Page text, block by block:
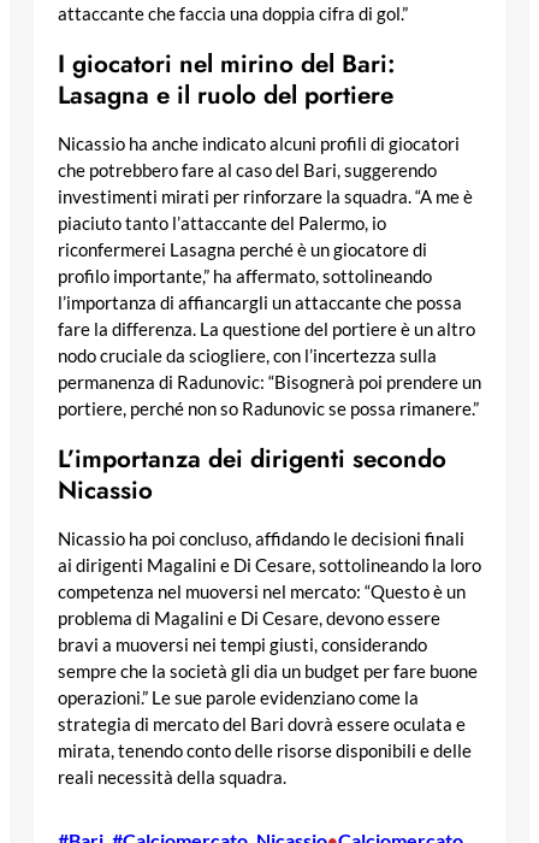
attaccante che faccia una doppia cifra di gol.”
I giocatori nel mirino del Bari:
Lasagna e il ruolo del portiere
Nicassio ha anche indicato alcuni profili di giocatori
che potrebbero fare al caso del Bari, suggerendo
investimenti mirati per rinforzare la squadra. “A me è
piaciuto tanto l’attaccante del Palermo, io
riconfermerei Lasagna perché è un giocatore di
profilo importante,” ha affermato, sottolineando
l’importanza di affiancargli un attaccante che possa
fare la differenza. La questione del portiere è un altro
nodo cruciale da sciogliere, con l’incertezza sulla
permanenza di Radunovic: “Bisognerà poi prendere un
portiere, perché non so Radunovic se possa rimanere.”
L’importanza dei dirigenti secondo
Nicassio
Nicassio ha poi concluso, affidando le decisioni finali
ai dirigenti Magalini e Di Cesare, sottolineando la loro
competenza nel muoversi nel mercato: “Questo è un
problema di Magalini e Di Cesare, devono essere
bravi a muoversi nei tempi giusti, considerando
sempre che la società gli dia un budget per fare buone
operazioni.” Le sue parole evidenziano come la
strategia di mercato del Bari dovrà essere oculata e
mirata, tenendo conto delle risorse disponibili e delle
reali necessità della squadra.